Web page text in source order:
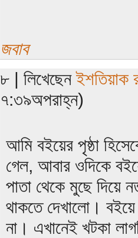
জবাব
৮ | লিখেছেনইশতিয়াক
৭:৩৯অপরাহ্ন)
আমি বইয়ের পৃষ্ঠা
গেল, আবার ওদিকে
পাতা থেকে মুছে দিয়ে
থাকতে দেখালো। বইয়ে
না। এখানেই খটকা